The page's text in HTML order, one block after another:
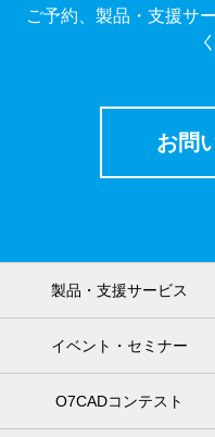
ご予約、製品・支援サ
お問
製品・支援サービス
イベント・セミナー
O7CADコンテスト